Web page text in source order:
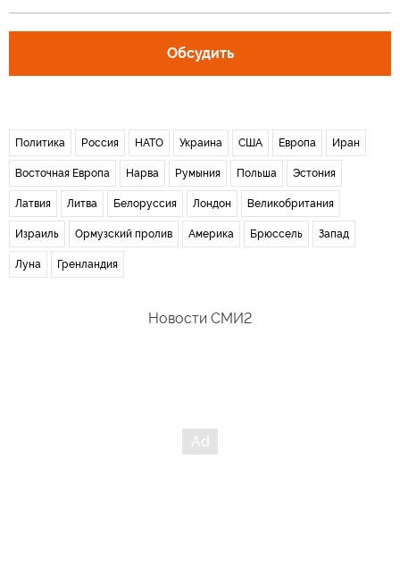
Обсудить
Политика Россия НАТО Украина США Европа Иран
Восточная Европа Нарва Румыния Польша Эстония
Латвия Литва Белоруссия Лондон Великобритания
Израиль Ормузский пролив Америка Брюссель Запад
Луна Гренландия
Новости СМИ2